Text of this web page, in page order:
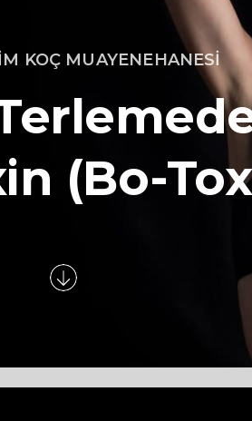
KOÇ MUAYENEHANESİ
(Bo-